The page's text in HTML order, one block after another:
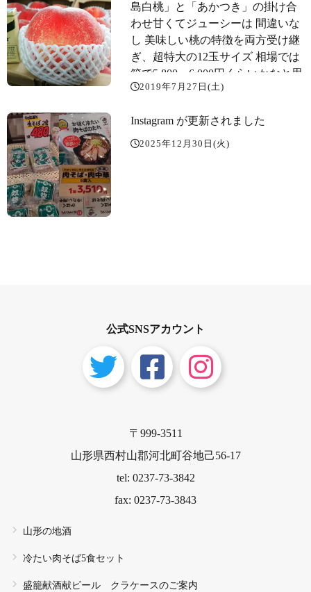
島白桃」と「あかつき」の掛け合
わせ️甘くてジューシーは 間違いな
し 美味しい桃の特徴を両方受け継
ぎ、超特大の12玉サイズ 相場では
箱で5,800～6,000円くらいかなと思
いますが、土曜日なので市場から
円、1個売は 399円とお試し価格並
になりました。 美味しい桃が食べ
2019年7月27日(土)
Instagram が更新されました
2025年12月30日(火)
公式SNSアカウント
〒999-3511
山形県西村山郡河北町谷地己56-17
tel: 0237-73-3842
fax: 0237-73-3843
山形の地酒
冷たい肉そば5食セット
盛籠献酒献ビール クラケースのご案内